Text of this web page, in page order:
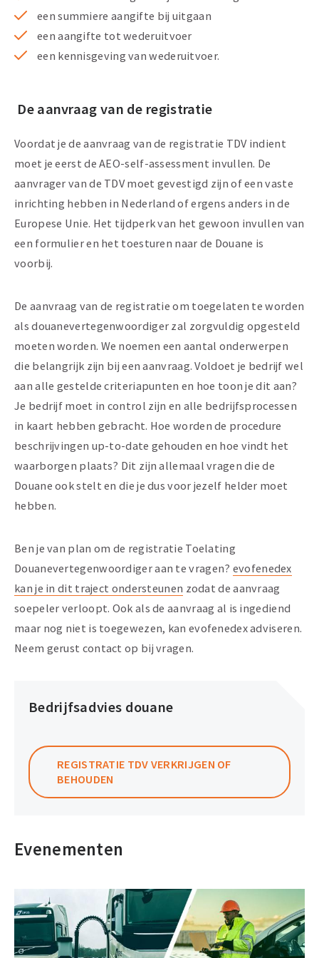
een summiere aangifte bij uitgaan
een aangifte tot wederuitvoer
een kennisgeving van wederuitvoer.
De aanvraag van de registratie
Voordat je de aanvraag van de registratie TDV indient
moet je eerst de AEO-self-assessment invullen. De
aanvrager van de TDV moet gevestigd zijn of een vaste
inrichting hebben in Nederland of ergens anders in de
Europese Unie. Het tijdperk van het gewoon invullen van
een formulier en het toesturen naar de Douane is
voorbij.
De aanvraag van de registratie om toegelaten te worden
als douanevertegenwoordiger zal zorgvuldig opgesteld
moeten worden. We noemen een aantal onderwerpen
die belangrijk zijn bij een aanvraag. Voldoet je bedrijf wel
aan alle gestelde criteriapunten en hoe toon je dit aan?
Je bedrijf moet in control zijn en alle bedrijfsprocessen
in kaart hebben gebracht. Hoe worden de procedure
beschrijvingen up-to-date gehouden en hoe vindt het
waarborgen plaats? Dit zijn allemaal vragen die de
Douane ook stelt en die je dus voor jezelf helder moet
hebben.
Ben je van plan om de registratie Toelating
Douanevertegenwoordiger aan te vragen? evofenedex
kan je in dit traject ondersteunen zodat de aanvraag
soepeler verloopt. Ook als de aanvraag al is ingediend
maar nog niet is toegewezen, kan evofenedex adviseren.
Neem gerust contact op bij vragen.
Bedrijfsadvies douane
REGISTRATIE TDV VERKRIJGEN OF
BEHOUDEN
Evenementen